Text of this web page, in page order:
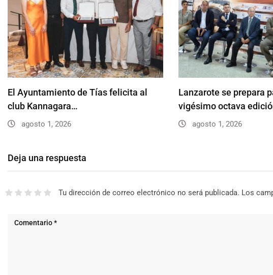
El Ayuntamiento de Tías felicita al
club Kannagara…
agosto 1, 2026
Lanzarote se prepara
vigésimo octava
agosto 1, 2026
Deja una respuesta
Tu dirección de correo electrónico no será publicada. Los